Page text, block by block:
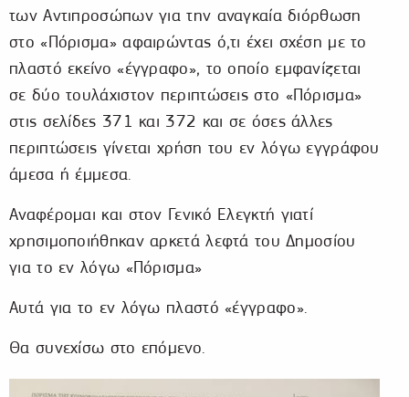
των Αντιπροσώπων για την αναγκαία διόρθωση
στο «Πόρισμα» αφαιρώντας ό,τι έχει σχέση με το
πλαστό εκείνο «έγγραφο», το οποίο εμφανίζεται
σε δύο τουλάχιστον περιπτώσεις στο «Πόρισμα»
στις σελίδες 371 και 372 και σε όσες άλλες
περιπτώσεις γίνεται χρήση του εν λόγω εγγράφου
άμεσα ή έμμεσα.
Αναφέρομαι και στον Γενικό Ελεγκτή γιατί
χρησιμοποιήθηκαν αρκετά λεφτά του Δημοσίου
για το εν λόγω «Πόρισμα»
Αυτά για το εν λόγω πλαστό «έγγραφο».
Θα συνεχίσω στο επόμενο.